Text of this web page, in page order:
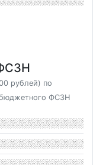
рублей) по
ФСЗН